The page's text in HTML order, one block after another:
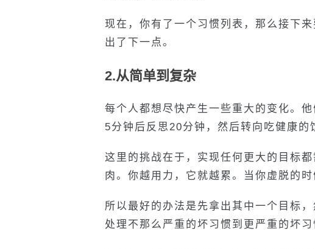
现在，你有了一个习惯列表，那么接下
出了下一点。
2.从简单到复杂
每个人都想尽快产生一些重大的变化。
5分钟后反思20分钟，然后转向吃健康的
这里的挑战在于，实现任何更大的目标
肉。你越用力，它就越累。当你虚脱的
所以最好的办法是先拿出其中一个目标
处理不那么严重的坏习惯到更严重的坏习